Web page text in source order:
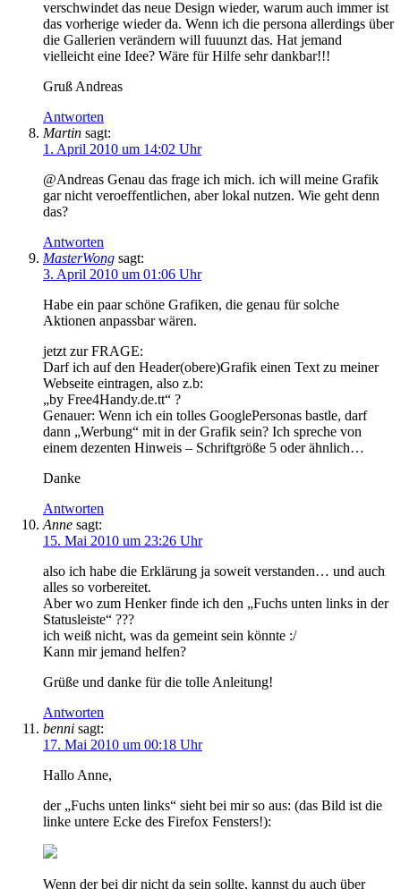
verschwindet das neue Design wieder, warum auch immer ist
das vorherige wieder da. Wenn ich die persona allerdings über
die Gallerien verändern will fuuunzt das. Hat jemand
vielleicht eine Idee? Wäre für Hilfe sehr dankbar!!!
Gruß Andreas
Antworten
Martin sagt:
1. April 2010 um 14:02 Uhr
@Andreas Genau das frage ich mich. ich will meine Grafik
gar nicht veroeffentlichen, aber lokal nutzen. Wie geht denn
das?
Antworten
MasterWong sagt:
3. April 2010 um 01:06 Uhr
Habe ein paar schöne Grafiken, die genau für solche
Aktionen anpassbar wären.
jetzt zur FRAGE:
Darf ich auf den Header(obere)Grafik einen Text zu meiner
Webseite eintragen, also z.b:
„by Free4Handy.de.tt“ ?
Genauer: Wenn ich ein tolles GooglePersonas bastle, darf
dann „Werbung“ mit in der Grafik sein? Ich spreche von
einem dezenten Hinweis – Schriftgröße 5 oder ähnlich…
Danke
Antworten
Anne sagt:
15. Mai 2010 um 23:26 Uhr
also ich habe die Erklärung ja soweit verstanden… und auch
alles so vorbereitet.
Aber wo zum Henker finde ich den „Fuchs unten links in der
Statusleiste“ ???
ich weiß nicht, was da gemeint sein könnte :/
Kann mir jemand helfen?
Grüße und danke für die tolle Anleitung!
Antworten
benni sagt:
17. Mai 2010 um 00:18 Uhr
Hallo Anne,
der „Fuchs unten links“ sieht bei mir so aus: (das Bild ist die
linke untere Ecke des Firefox Fensters!):
Wenn der bei dir nicht da sein sollte, kannst du auch über